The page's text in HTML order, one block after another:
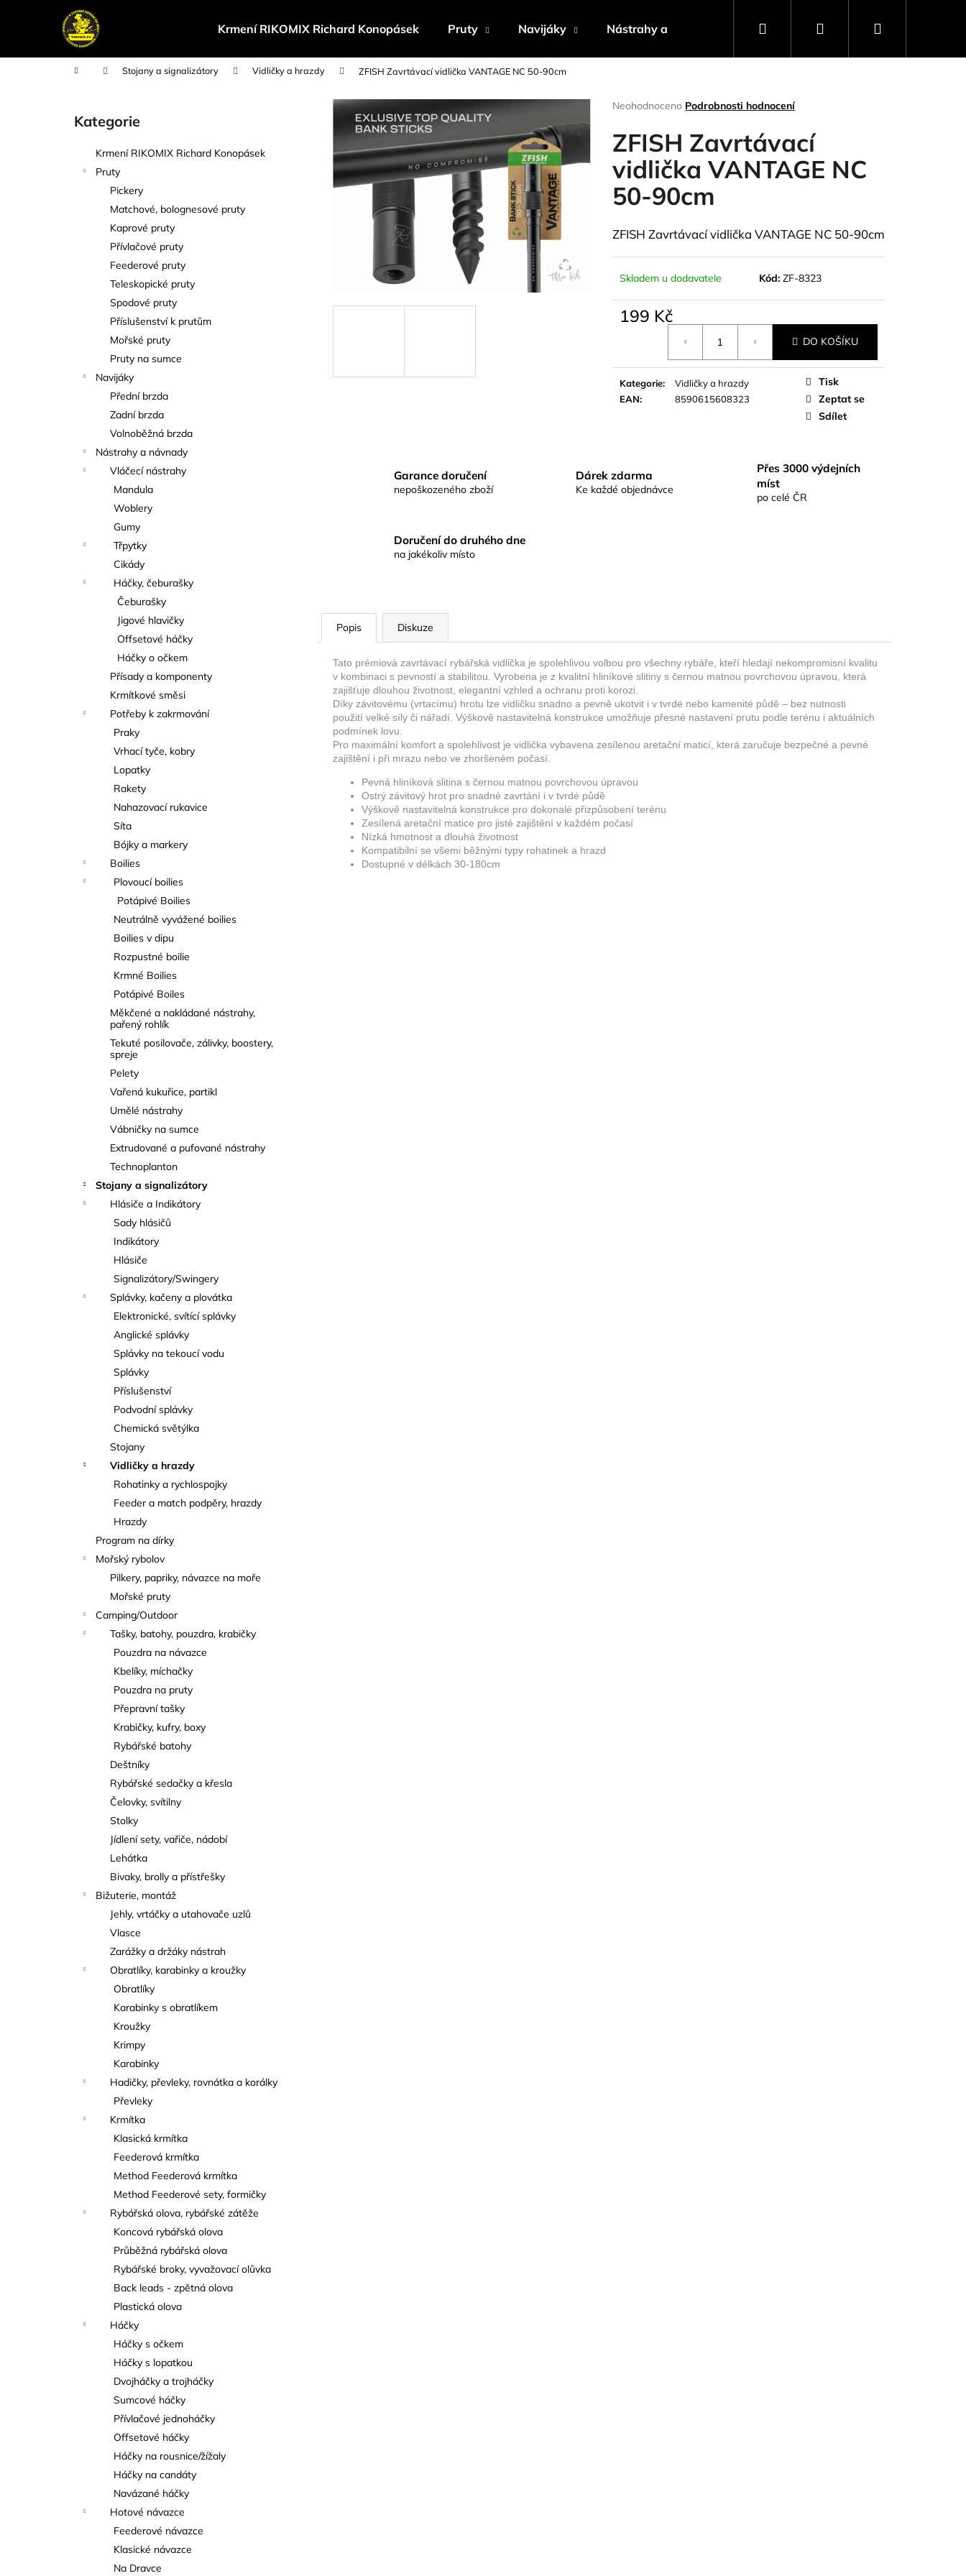
Krmení RIKOMIX Richard Konopásek Pruty Navijáky Nástrahy a návnady Stojany a signalizátory
Hledat PřihlášeníNákupní
Domů Stojany a signalizátory Vidličky a hrazdy ZFISH Zavrtávací vidlička VANTAGE NC 50-90cm
Přeskočit
kategorie
Kategorie
Krmení RIKOMIX Richard Konopásek
Pruty
Pickery
Matchové, bolognesové pruty
Kaprové pruty
Přívlačové pruty
Feederové pruty
Teleskopické pruty
Spodové pruty
Příslušenství k prutům
Mořské pruty
Pruty na sumce
Navijáky
Přední brzda
Zadní brzda
Volnoběžná brzda
Nástrahy a návnady
Vláčecí nástrahy
Mandula
Woblery
Gumy
Třpytky
Cikády
Háčky, čeburašky
Čeburašky
Jigové hlavičky
Offsetové háčky
Háčky o očkem
Přísady a komponenty
Krmítkové směsi
Potřeby k zakrmování
Praky
Vrhací tyče, kobry
Lopatky
Rakety
Nahazovací rukavice
Síta
Bójky a markery
Boilies
Plovoucí boilies
Potápivé Boilies
Neutrálně vyvážené boilies
Boilies v dipu
Rozpustné boilie
Krmné Boilies
Potápivé Boiles
Měkčené a nakládané nástrahy,
pařený rohlík
Tekuté posilovače, zálivky, boostery,
spreje
Pelety
Vařená kukuřice, partikl
Umělé nástrahy
Vábničky na sumce
Extrudované a pufované nástrahy
Technoplanton
Stojany a signalizátory
Hlásiče a Indikátory
Sady hlásičů
Indikátory
Hlásiče
Signalizátory/Swingery
Splávky, kačeny a plovátka
Elektronické, svítící splávky
Anglické splávky
Splávky na tekoucí vodu
Splávky
Příslušenství
Podvodní splávky
Chemická světýlka
Stojany
Vidličky a hrazdy
Rohatinky a rychlospojky
Feeder a match podpěry, hrazdy
Hrazdy
Program na dírky
Mořský rybolov
Pilkery, papriky, návazce na moře
Mořské pruty
Camping/Outdoor
Tašky, batohy, pouzdra, krabičky
Pouzdra na návazce
Kbelíky, míchačky
Pouzdra na pruty
Přepravní tašky
Krabičky, kufry, boxy
Rybářské batohy
Deštníky
Rybářské sedačky a křesla
Čelovky, svítilny
Stolky
Jídlení sety, vařiče, nádobí
Lehátka
Bivaky, brolly a přístřešky
Bižuterie, montáž
Jehly, vrtáčky a utahovače uzlů
Vlasce
Zarážky a držáky nástrah
Obratlíky, karabinky a kroužky
Obratlíky
Karabinky s obratlíkem
Kroužky
Krimpy
Karabinky
Hadičky, převleky, rovnátka a korálky
Převleky
Krmítka
Klasická krmítka
Feederová krmítka
Method Feederová krmítka
Method Feederové sety, formičky
Rybářská olova, rybářské zátěže
Koncová rybářská olova
Průběžná rybářská olova
Rybářské broky, vyvažovací olůvka
Back leads - zpětná olova
Plastická olova
Háčky
Háčky s očkem
Háčky s lopatkou
Dvojháčky a trojháčky
Sumcové háčky
Přívlačové jednoháčky
Offsetové háčky
Háčky na rousnice/žížaly
Háčky na candáty
Navázané háčky
Hotové návazce
Feederové návazce
Klasické návazce
Na Dravce
Průměrné
produktu
je
z
5
hvězdiček.
Neohodnoceno Podrobnosti hodnocení
ZFISH Zavrtávací
vidlička VANTAGE NC
50-90cm
ZFISH Zavrtávací vidlička VANTAGE NC 50-90cm
Skladem u dodavatele Kód: ZF-8323
199 Kč
DO KOŠÍKU
Kategorie:
Vidličky a hrazdy
EAN: 8590615608323
Tisk
Zeptat se
Sdílet
Garance doručení
nepoškozeného zboží
Dárek zdarma
Ke každé objednávce
Přes 3000 výdejních
míst
po celé ČR
Doručení do druhého dne
na jakékoliv místo
Popis Diskuze
Tato prémiová zavrtávací rybářská vidlička je spolehlivou volbou pro všechny rybáře, kteří hledají nekompromisní kvalitu
v kombinaci s pevností a stabilitou. Vyrobena je z kvalitní hliníkové slitiny s černou matnou povrchovou úpravou, která
zajišťuje dlouhou životnost, elegantní vzhled a ochranu proti korozi.
Díky závitovému (vrtacímu) hrotu lze vidličku snadno a pevně ukotvit i v tvrdé nebo kamenité půdě – bez nutnosti
použití velké síly či nářadí. Výškově nastavitelná konstrukce umožňuje přesné nastavení prutu podle terénu i aktuálních
podmínek lovu.
Pro maximální komfort a spolehlivost je vidlička vybavena zesílenou aretační maticí, která zaručuje bezpečné a pevné
zajištění i při mrazu nebo ve zhoršeném počasí.
Pevná hliníková slitina s černou matnou povrchovou úpravou
Ostrý závitový hrot pro snadné zavrtání i v tvrdé půdě
Výškově nastavitelná konstrukce pro dokonalé přizpůsobení terénu
Zesílená aretační matice pro jisté zajištění v každém počasí
Nízká hmotnost a dlouhá životnost
Kompatibilní se všemi běžnými typy rohatinek a hrazd
Dostupné v délkách 30-180cm
í
Zpět
do
Zpět
do
Co potřebujete najít?
HLEDAT
Doporučujeme
KAPROVÁ SMĚS RICHARDA
KONOPÁSKA RIKOMIX KAPR ČERVENÝ
KAPROVÁ SMĚS RICHARDKA
KONOPÁSKA RIKOMIX KAPR ČERNÝ